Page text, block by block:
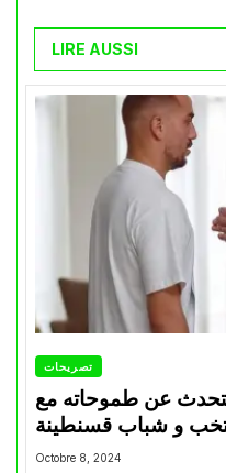
LIRE AUSSI
تصريحات
يتحدث عن طموحاته مع
و شباب قسنطينة
Octobre 8, 2024